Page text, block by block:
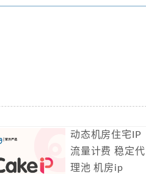
动态机房住宅IP
流量计费 稳定代
理池 机房ip